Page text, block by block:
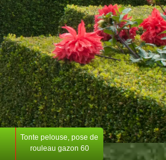
Tonte pelouse, pose de
rouleau gazon 60